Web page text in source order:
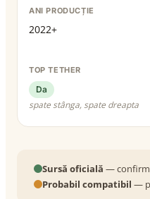
ANI PRODUCȚIE
2022+
TOP TETHER
Da
spate stânga, spate dreapta
Sursă oficială —
Probabil compatibil —